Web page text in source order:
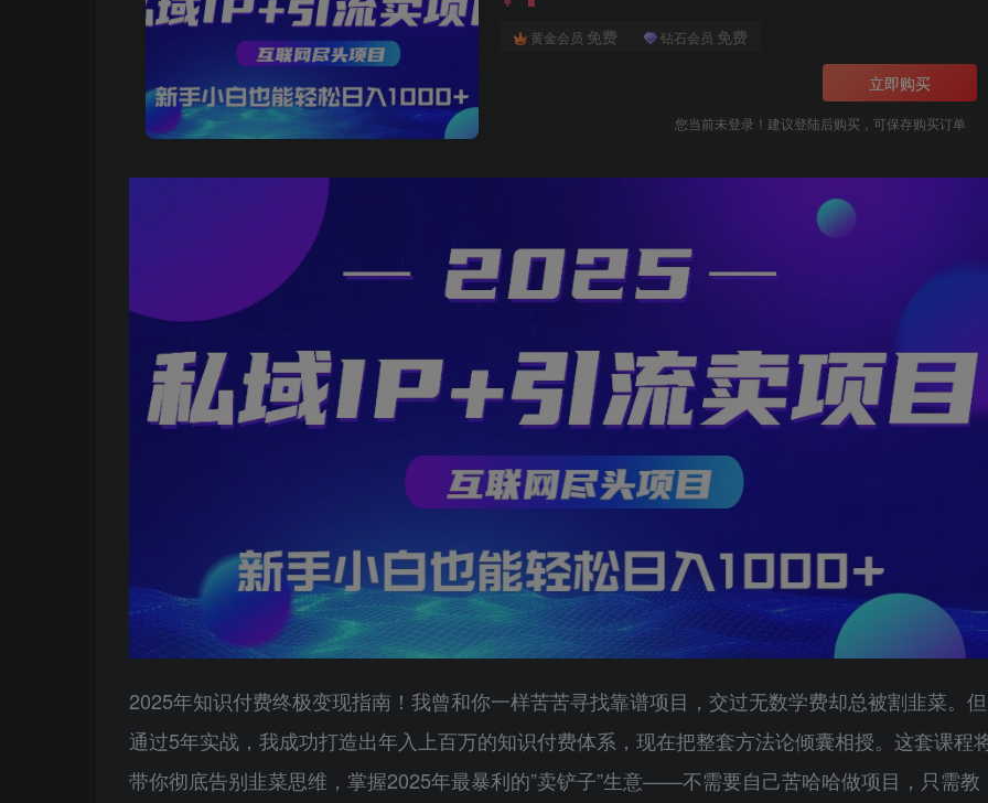
黄金会员 免费 钻石会员 免费
立即购买
您当前未登录！建议登陆后购买，可保存购买订单
2025年知识付费终极变现指南！我曾和你一样苦苦寻找靠谱项目，交过无数学费却总被割韭菜。但
通过5年实战，我成功打造出年入上百万的知识付费体系，现在把整套方法论倾囊相授。这套课程
带你彻底告别韭菜思维，掌握2025年最暴利的”卖铲子”生意——不需要自己苦哈哈做项目，只需教